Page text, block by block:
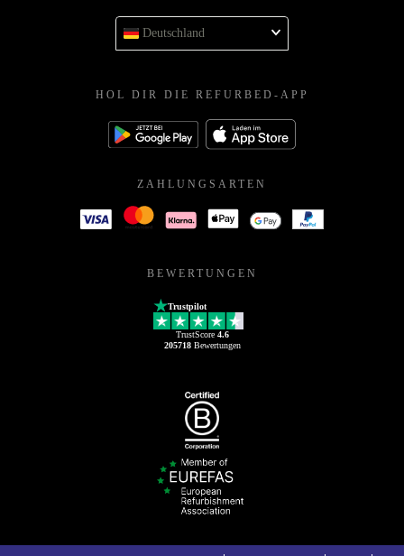
Deutschland
HOL DIR DIE REFURBED-APP
ZAHLUNGSARTEN
BEWERTUNGEN
Trustpilot
TrustScore 4.6
205718Bewertungen